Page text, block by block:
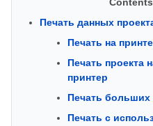
Contents
Печать данных
Печать на
Печать проекта
принтер
Печать
Печать с